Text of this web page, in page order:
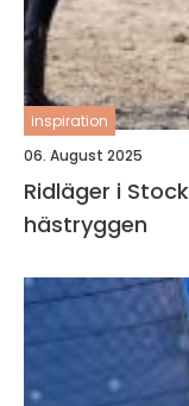
inspiration
06. August 2025
Ridläger i
hästryggen